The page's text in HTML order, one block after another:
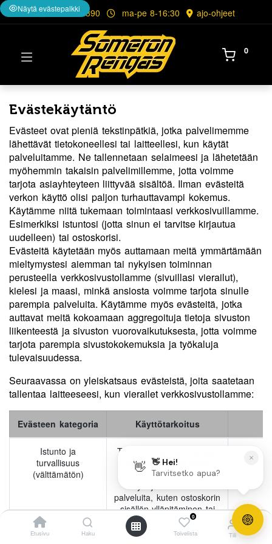
Etusivu Haku
0
Toivelista Tili
02 748 6390 ma-pe 8-16:30 ajo-ohjeet
0
Evästekäytäntö
Evästeet ovat pieniä tekstinpätkiä, jotka palvelimemme
lähettävät tietokoneellesi tai laitteellesi, kun käytät
palveluitamme. Ne tallennetaan selaimeesi ja lähetetään
myöhemmin takaisin palvelimillemme, jotta voimme
tarjota asiayhteyteen liittyvää sisältöä. Ilman evästeitä
verkon käyttö olisi paljon turhauttavampi kokemus.
Käytämme niitä tukemaan toimintaasi verkkosivuillamme.
Esimerkiksi istuntosi (jotta sinun ei tarvitse kirjautua
uudelleen) tai ostoskorisi.
Evästeitä käytetään myös auttamaan meitä ymmärtämään
mieltymystesi aiemman tai nykyisen toiminnan
perusteella verkkosivustollamme (sivuillasi vierailut),
kielesi ja maasi, minkä ansiosta voimme tarjota sinulle
parempia palveluita. Käytämme myös evästeitä, jotka
auttavat meitä kokoamaan aggregoituja tietoja sivuston
liikenteestä ja sivuston vuorovaikutuksesta, jotta voimme
tarjota parempia sivustokokemuksia ja työkaluja
tulevaisuudessa.
Seuraavassa on yleiskatsaus evästeistä, joita saatetaan
tallentaa laitteeseesi, kun vierailet verkkosivustollamme:
Evästeen kategoria Käyttötarkoitus
Istunto ja
turvallisuus
(välttämätön)
Todenna käyttäjät, suojaa
käyttäjätiedot ja anna
verkkosivuston tarjota
palveluita, kuten ostoskorin
sisällön ylläpitäminen tai
tiedostojen lataamisen
salliminen.
Näytä evästepalkki